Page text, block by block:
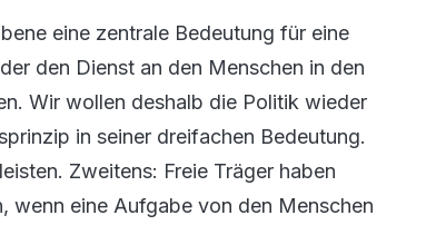
eine zentrale Bedeutung für eine
den Dienst an den Menschen in den
Wir wollen deshalb die Politik wieder
in seiner dreifachen Bedeutung.
Zweitens: Freie Träger haben
wenn eine Aufgabe von den Menschen